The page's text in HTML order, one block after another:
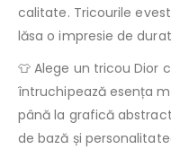
calitate. Tricourile
lăsa o impresie de
👕 Alege un tricou Dior
întruchipează esența
până la grafică
de bază și